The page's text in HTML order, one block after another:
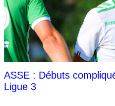
ASSE : Débuts
Ligue 3